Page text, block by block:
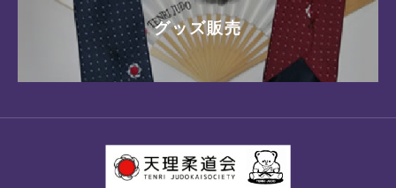
グッズ販売